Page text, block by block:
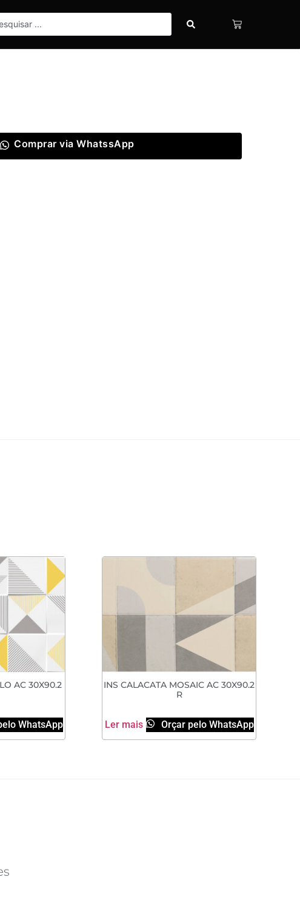
Comprar via WhatssApp
AC 30X90.2
WhatsApp
INS CALACATA MOSAIC AC 30X90.2
R
Ler mais Orçar pelo WhatsApp